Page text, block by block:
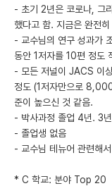
- 초기 2년은 코로나, 그
했다고 함. 지금은 완전
- 교수님의 연구 성과가
동안 1저자를 10편 정도
- 모든 저널이 JACS 이
정도 (1저자만으로
준이 높으신 것 같음.
- 박사과정 졸업 4년. 3
- 졸업생 없음
- 교수님 테뉴어 관련해
* C 학교: 분야 Top 20